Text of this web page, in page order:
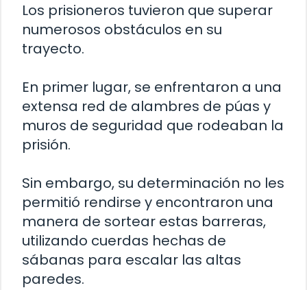
Los prisioneros tuvieron que superar
numerosos obstáculos en su
trayecto.
En primer lugar, se enfrentaron a una
extensa red de alambres de púas y
muros de seguridad que rodeaban la
prisión.
Sin embargo, su determinación no les
permitió rendirse y encontraron una
manera de sortear estas barreras,
utilizando cuerdas hechas de
sábanas para escalar las altas
paredes.